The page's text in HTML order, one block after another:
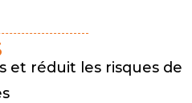
et réduit les risques de